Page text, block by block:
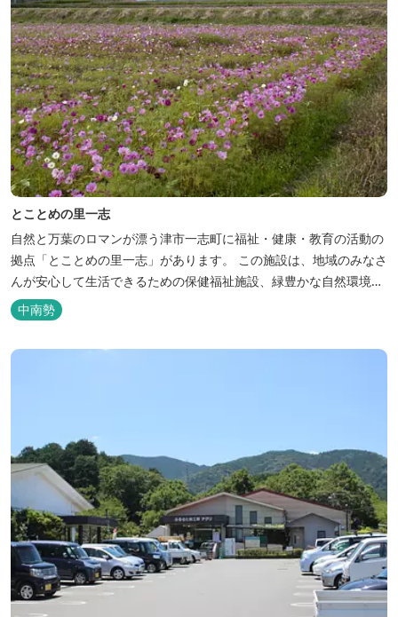
とことめの里一志
自然と万葉のロマンが漂う津市一志町に福祉・健康・教育の活動の
拠点「とことめの里一志」があります。 この施設は、地域のみなさ
んが安心して生活できるための保健福祉施設、緑豊かな自然環境の
もとで読書や学習ができる図書館、豊富な湯量と良質の温泉を利用
した入浴施設（一志温泉やすらぎの湯）のほか、屋外には自然とふ
れあうやすらぎの場として遊歩道などが備えられています。
中南勢